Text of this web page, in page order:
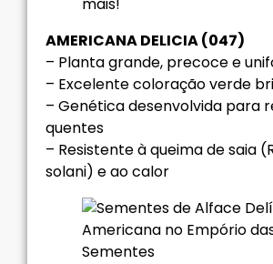
AMERICANA DELICIA (047)
– Planta grande, precoce e
– Excelente coloração verde
– Genética desenvolvida para
quentes
– Resistente à queima de saia
solani) e ao calor